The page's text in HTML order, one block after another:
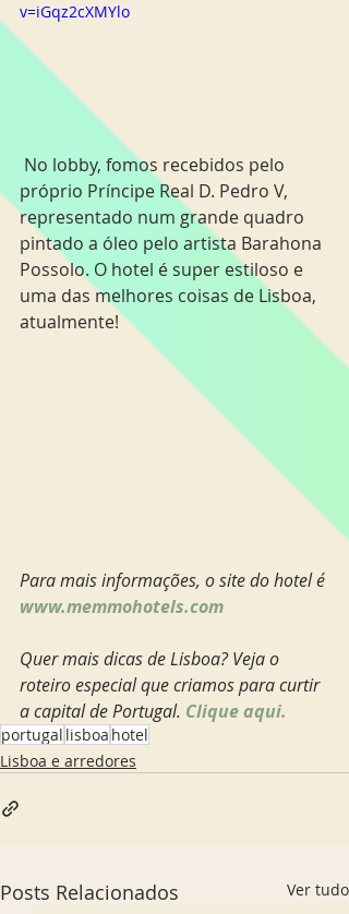
v=iGqz2cXMYlo
próprio Príncipe Real D. Pedro V,
representado num grande quadro
pintado a óleo pelo artista Barahona
Possolo. O hotel é super estiloso e
uma das melhores coisas de Lisboa,
atualmente!
Para mais informações, o site do hotel é
www.memmohotels.com
Quer mais dicas de Lisboa? Veja o
roteiro especial que criamos para curtir
a capital de Portugal. Clique aqui.
portugal lisboa hotel
Lisboa e arredores
Posts Relacionados Ver tudo